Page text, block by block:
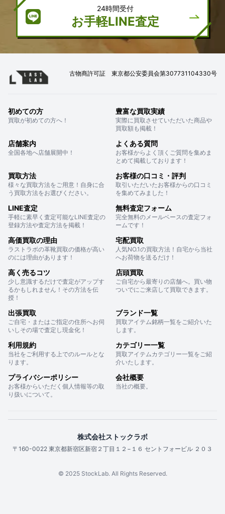
24時間受付
お手軽LINE査定
古物商許可証 東京都公安委員会第307731104330号
初めての方
買取が初めての方へ！
豊富な買取実績
実際に買取させていただいた商品や
買取額も掲載！
店舗案内
全国各地へ店舗展開中！
よくある質問
お客様からよく頂くご質問を集めま
とめて掲載しております！
買取方法
様々な買取方法をご用意！自身に合
う買取方法をお選びください。
お客様の口コミ・評判
取引いただいたお客様からの口コミ
を集めてみました！
LINE査定
手軽に素早く査定可能なLINE査定の
登録方法や査定方法を掲載！
無料査定フォーム
完全無料のメールベースの査定フォ
ームです！
高価買取の理由
ラストラボの革靴買取の価格が高い
のには理由があります！
宅配買取
人気NO.1の買取方法！自宅から当社
へお荷物を送るだけ！
高く売るコツ
少し意識するだけで査定がアップす
るかもしれません！その方法を伝
授！
店頭買取
ご自宅から最寄りの店舗へ。買い物
ついでにご来店して買取できます。
出張買取
ご自宅・またはご指定の住所へお伺
いしその場で査定し現金化！
ブランド一覧
買取アイテム銘柄一覧をご紹介いた
します。
利用規約
当社をご利用する上でのルールとな
ります。
カテゴリー一覧
買取アイテムカテゴリー一覧をご紹
介いたします。
プライバシーポリシー
お客様からいただく個人情報等の取
り扱いについて。
会社概要
当社の概要。
株式会社ストックラボ
〒160-0022 東京都新宿区新宿２丁目１２−１６ セントフォービル ２０３
© 2025 StockLab. All Rights Reserved.